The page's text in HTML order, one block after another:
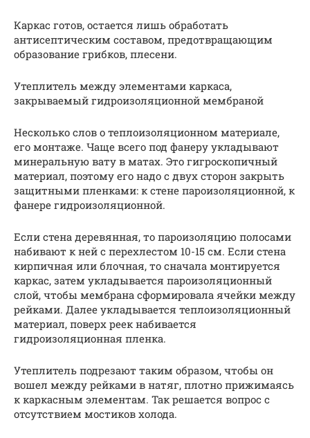
Каркас готов, остается лишь обработать
антисептическим составом, предотвращающим
образование грибков, плесени.
Утеплитель между элементами каркаса,
закрываемый гидроизоляционной мембраной
Несколько слов о теплоизоляционном материале,
его монтаже. Чаще всего под фанеру укладывают
минеральную вату в матах. Это гигроскопичный
материал, поэтому его надо с двух сторон закрыть
защитными пленками: к стене пароизоляционной, к
фанере гидроизоляционной.
Если стена деревянная, то пароизоляцию полосами
набивают к ней с перехлестом 10-15 см. Если стена
кирпичная или блочная, то сначала монтируется
каркас, затем укладывается пароизоляционный
слой, чтобы мембрана сформировала ячейки между
рейками. Далее укладывается теплоизоляционный
материал, поверх реек набивается
гидроизоляционная пленка.
Утеплитель подрезают таким образом, чтобы он
вошел между рейками в натяг, плотно прижимаясь
к каркасным элементам. Так решается вопрос с
отсутствием мостиков холода.